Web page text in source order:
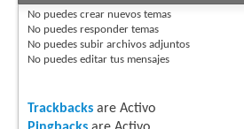
No puedes crear nuevos temas
No puedes responder temas
No puedes subir archivos adjuntos
No puedes editar tus mensajes
Trackbacks are Activo